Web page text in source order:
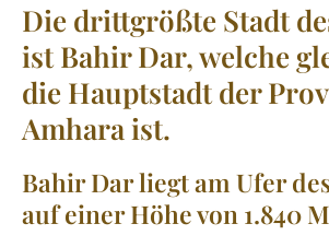
Die drittgrößte Stadt
ist Bahir Dar, welche
die Hauptstadt der
Amhara ist.
Bahir Dar liegt am Ufer
auf einer Höhe von 1.840